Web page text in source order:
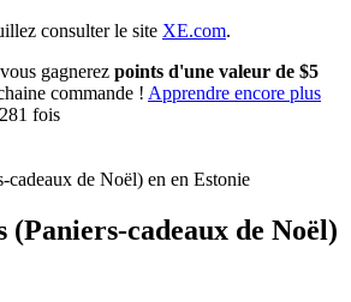
consulter le site XE.com.
gagnerez points d'une valeur de $5
commande ! Apprendre encore plus
fois
cadeaux de Noël) en en Estonie
(Paniers-cadeaux de Noël)